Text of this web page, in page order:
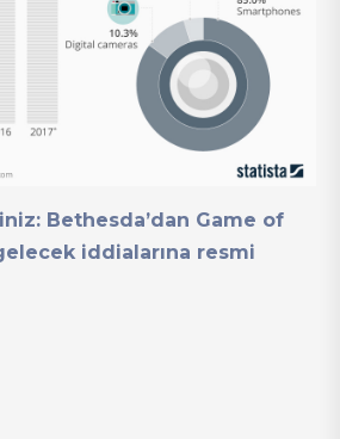
Bethesda’dan Game of
iddialarına resmi